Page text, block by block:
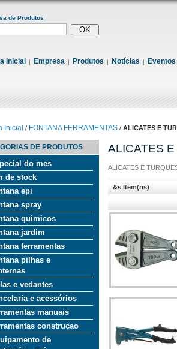
de Produtos
Inicial Empresa Produtos Notícias Eventos
Inicial / FONTANA FERRAMENTAS / ALICATES E
DE PRODUTOS
do mes
de stock
epi
spray
quimicos
jardim
ferramentas
pilhas e
e vedantes
e acessórios
manuais
construçao
de
ALICATES
ALICATES E
&s Item(ns)